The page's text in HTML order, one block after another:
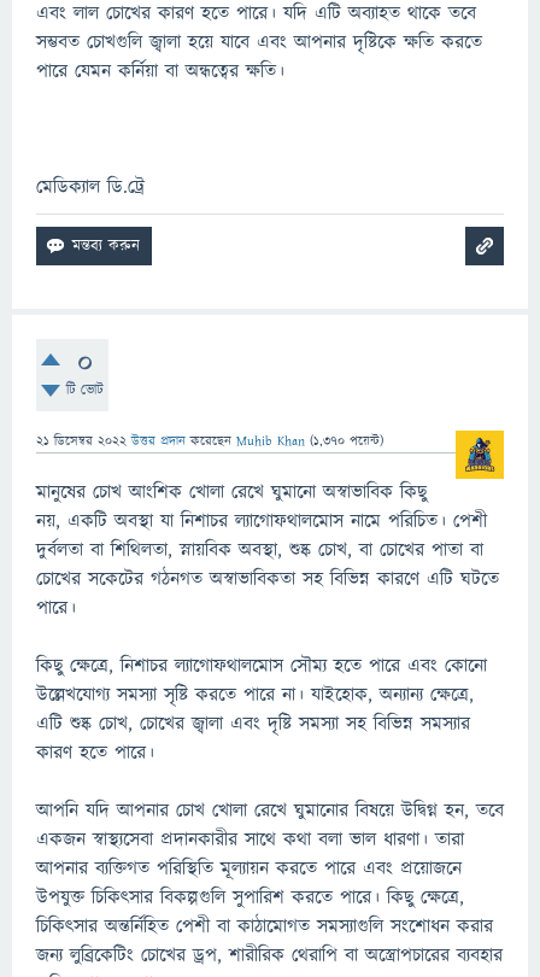
এবং লাল চোখের কারণ হতে পারে। যদি এটি অব্যাহত থাকে তবে
সম্ভবত চোখগুলি জ্বালা হয়ে যাবে এবং আপনার দৃষ্টিকে ক্ষতি করতে
পারে যেমন কর্নিয়া বা অন্ধত্বের ক্ষতি।
মেডিক্যাল ডি.ট্রে
0
টি ভোট
21 ডিসেম্বর 2022 উত্তর প্রদান করেছেন Muhib Khan (1,370 পয়েন্ট)
মানুষের চোখ আংশিক খোলা রেখে ঘুমানো অস্বাভাবিক কিছু
নয়, একটি অবস্থা যা নিশাচর ল্যাগোফথালমোস নামে পরিচিত। পেশী
দুর্বলতা বা শিথিলতা, স্নায়বিক অবস্থা, শুষ্ক চোখ, বা চোখের পাতা বা
চোখের সকেটের গঠনগত অস্বাভাবিকতা সহ বিভিন্ন কারণে এটি ঘটতে
পারে।
কিছু ক্ষেত্রে, নিশাচর ল্যাগোফথালমোস সৌম্য হতে পারে এবং কোনো
উল্লেখযোগ্য সমস্যা সৃষ্টি করতে পারে না। যাইহোক, অন্যান্য ক্ষেত্রে,
এটি শুষ্ক চোখ, চোখের জ্বালা এবং দৃষ্টি সমস্যা সহ বিভিন্ন সমস্যার
কারণ হতে পারে।
আপনি যদি আপনার চোখ খোলা রেখে ঘুমানোর বিষয়ে উদ্বিগ্ন হন, তবে
একজন স্বাস্থ্যসেবা প্রদানকারীর সাথে কথা বলা ভাল ধারণা। তারা
আপনার ব্যক্তিগত পরিস্থিতি মূল্যায়ন করতে পারে এবং প্রয়োজনে
উপযুক্ত চিকিত্সার বিকল্পগুলি সুপারিশ করতে পারে। কিছু ক্ষেত্রে,
চিকিত্সার অন্তর্নিহিত পেশী বা কাঠামোগত সমস্যাগুলি সংশোধন করার
জন্য লুব্রিকেটিং চোখের ড্রপ, শারীরিক থেরাপি বা অস্ত্রোপচারের ব্যবহার